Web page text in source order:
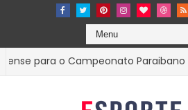
o Campeonato Paraibano 2ª